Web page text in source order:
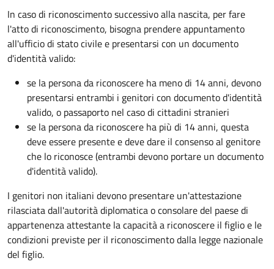
In caso di riconoscimento successivo alla nascita, per fare
l'atto di riconoscimento, bisogna prendere appuntamento
all'ufficio di stato civile e presentarsi con un documento
d'identità valido:
se la persona da riconoscere ha meno di 14 anni, devono
presentarsi entrambi i genitori con documento d'identità
valido, o passaporto nel caso di cittadini stranieri
se la persona da riconoscere ha più di 14 anni, questa
deve essere presente e deve dare il consenso al genitore
che lo riconosce (entrambi devono portare un documento
d'identità valido).
I genitori non italiani devono presentare un'attestazione
rilasciata dall'autorità diplomatica o consolare del paese di
appartenenza attestante la capacità a riconoscere il figlio e le
condizioni previste per il riconoscimento dalla legge nazionale
del figlio.